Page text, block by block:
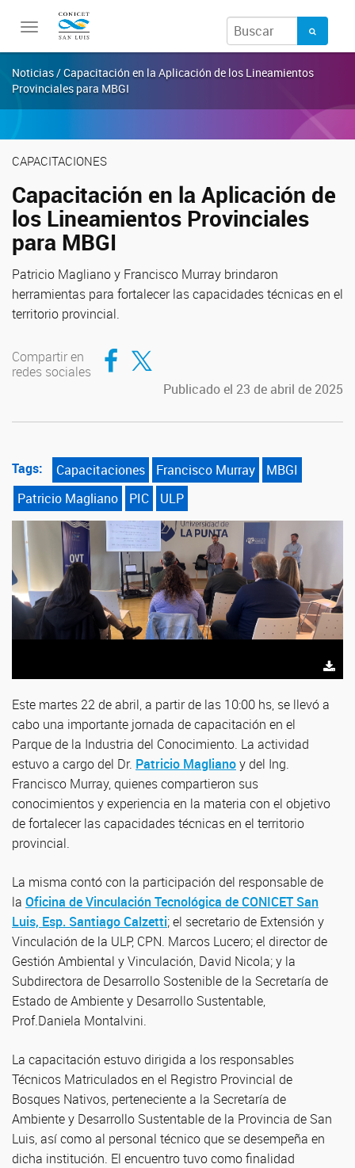
Toggle
Noticias / Capacitación en la Aplicación de los Lineamientos
Provinciales para MBGI
CAPACITACIONES
Capacitación en la Aplicación de
los Lineamientos Provinciales
para MBGI
Patricio Magliano y Francisco Murray brindaron
herramientas para fortalecer las capacidades técnicas en el
territorio provincial.
Compartir en
redes sociales
Compartir en Facebook
Compartir en Twitter
Publicado el 23 de abril de 2025
Tags: Capacitaciones Francisco Murray
MBGI
Patricio Magliano
PIC ULP
Este martes 22 de abril, a partir de las 10:00 hs, se llevó a
cabo una importante jornada de capacitación en el
Parque de la Industria del Conocimiento. La actividad
estuvo a cargo del Dr. Patricio Maglianoy del Ing.
Francisco Murray, quienes compartieron sus
conocimientos y experiencia en la materia con el objetivo
de fortalecer las capacidades técnicas en el territorio
provincial.
La misma contó con la participación del responsable de
la Oficina de Vinculación Tecnológica de CONICET San
Luis, Esp. Santiago Calzetti; el secretario de Extensión y
Vinculación de la ULP, CPN. Marcos Lucero; el director de
Gestión Ambiental y Vinculación, David Nicola; y la
Subdirectora de Desarrollo Sostenible de la Secretaría de
Estado de Ambiente y Desarrollo Sustentable,
Prof.Daniela Montalvini.
La capacitación estuvo dirigida a los responsables
Técnicos Matriculados en el Registro Provincial de
Bosques Nativos, perteneciente a la Secretaría de
Ambiente y Desarrollo Sustentable de la Provincia de San
Luis, así como al personal técnico que se desempeña en
dicha institución. El encuentro tuvo como finalidad